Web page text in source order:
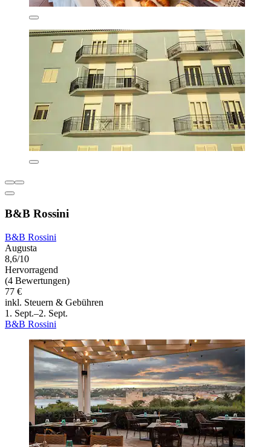
B&B Rossini
B&B Rossini
Augusta
8,6/10
Hervorragend
(4 Bewertungen)
77 €
inkl. Steuern & Gebühren
1. Sept.–2. Sept.
B&B Rossini